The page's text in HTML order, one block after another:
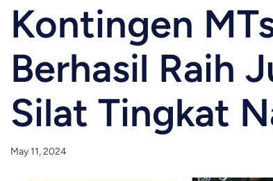
Kontingen
Berhasil Raih
Silat Tingkat
May 11, 2024